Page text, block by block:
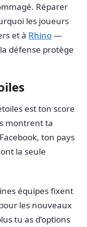
Réparer
les joueurs
et à Rhino—
défense protège
est ton score
montrent ta
ton pays
la seule
équipes fixent
les nouveaux
tu as d’options